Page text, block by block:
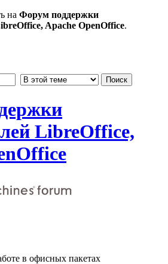
на Форум поддержки
Apache OpenOffice.
LibreOffice,
в офисных пакетах